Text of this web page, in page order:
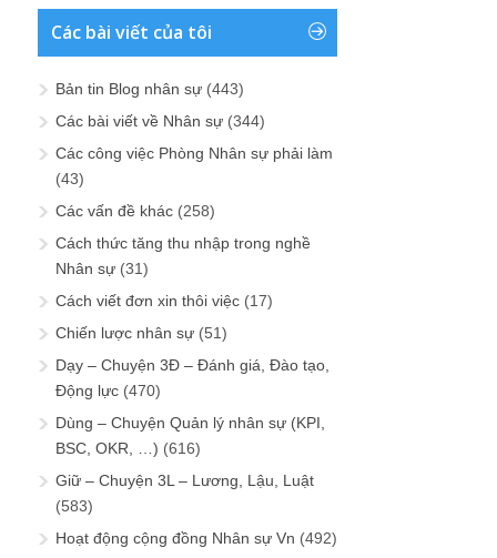
Các bài viết của tôi
Bản tin Blog nhân sự (443)
Các bài viết về Nhân sự (344)
Các công việc Phòng Nhân sự phải làm
(43)
Các vấn đề khác (258)
Cách thức tăng thu nhập trong nghề
Nhân sự (31)
Cách viết đơn xin thôi việc (17)
Chiến lược nhân sự (51)
Dạy – Chuyện 3Đ – Đánh giá, Đào tạo,
Động lực (470)
Dùng – Chuyện Quản lý nhân sự (KPI,
BSC, OKR, …) (616)
Giữ – Chuyện 3L – Lương, Lậu, Luật
(583)
Hoạt động cộng đồng Nhân sự Vn (492)